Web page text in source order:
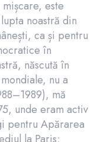
este
noastră din
ca și pentru
în
născută în
nu a
mă
unde eram activ
pentru Apărarea